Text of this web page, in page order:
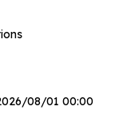
OFFICIAL GOO
08/01 00:00